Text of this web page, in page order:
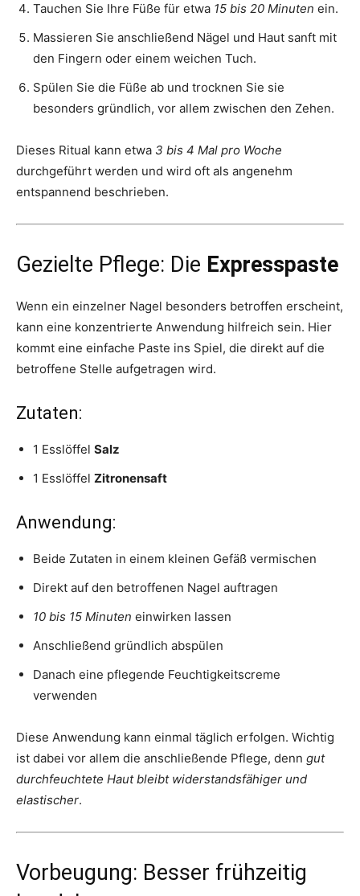
Tauchen Sie Ihre Füße für etwa 15 bis 20 Minuten ein.
Massieren Sie anschließend Nägel und Haut sanft mit
den Fingern oder einem weichen Tuch.
Spülen Sie die Füße ab und trocknen Sie sie
besonders gründlich, vor allem zwischen den Zehen.
Dieses Ritual kann etwa 3 bis 4 Mal pro Woche
durchgeführt werden und wird oft als angenehm
entspannend beschrieben.
Gezielte Pflege: Die Expresspaste
Wenn ein einzelner Nagel besonders betroffen erscheint,
kann eine konzentrierte Anwendung hilfreich sein. Hier
kommt eine einfache Paste ins Spiel, die direkt auf die
betroffene Stelle aufgetragen wird.
Zutaten:
1 Esslöffel Salz
1 Esslöffel Zitronensaft
Anwendung:
Beide Zutaten in einem kleinen Gefäß vermischen
Direkt auf den betroffenen Nagel auftragen
10 bis 15 Minuten einwirken lassen
Anschließend gründlich abspülen
Danach eine pflegende Feuchtigkeitscreme
verwenden
Diese Anwendung kann einmal täglich erfolgen. Wichtig
ist dabei vor allem die anschließende Pflege, denn gut
durchfeuchtete Haut bleibt widerstandsfähiger und
elastischer.
Vorbeugung: Besser frühzeitig